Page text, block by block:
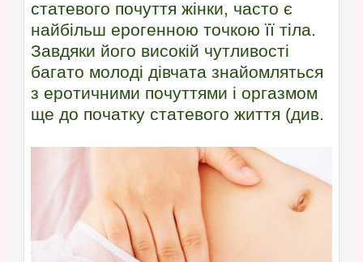
статевого почуття жінки, часто є
найбільш ерогенною точкою її тіла.
Завдяки його високій чутливості
багато молоді дівчата знайомляться
з еротичними почуттями і оргазмом
ще до початку статевого життя (див.